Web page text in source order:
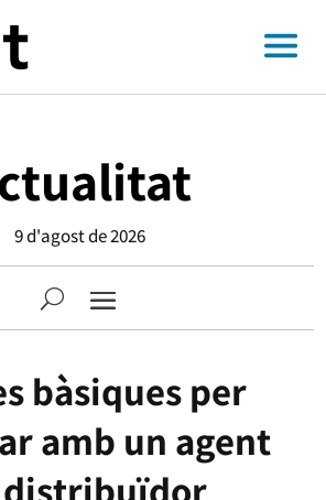
9 d'agost de 2026
bàsiques per
amb un agent